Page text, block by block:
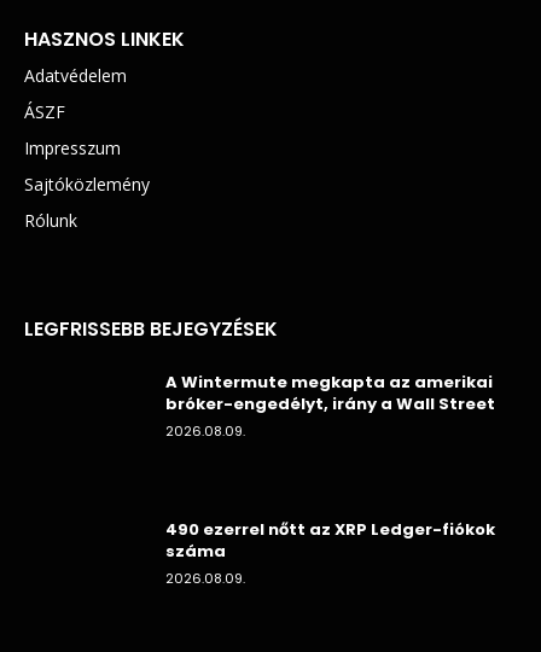
HASZNOS LINKEK
Adatvédelem
ÁSZF
Impresszum
Sajtóközlemény
Rólunk
LEGFRISSEBB BEJEGYZÉSEK
A Wintermute megkapta az amerikai
bróker-engedélyt, irány a Wall Street
2026.08.09.
490 ezerrel nőtt az XRP Ledger-fiókok
száma
2026.08.09.